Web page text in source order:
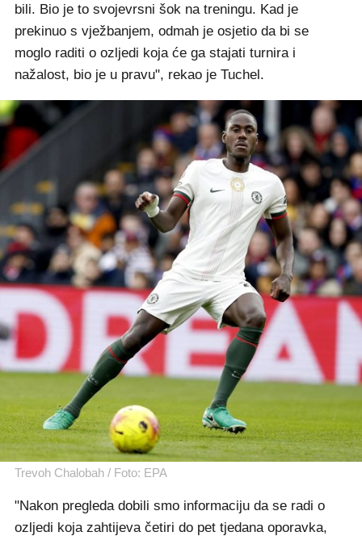
bili. Bio je to svojevrsni šok na treningu. Kad je
prekinuo s vježbanjem, odmah je osjetio da bi se
moglo raditi o ozljedi koja će ga stajati turnira i
nažalost, bio je u pravu", rekao je Tuchel.
Trevoh Chalobah / Foto: EPA
"Nakon pregleda dobili smo informaciju da se radi o
ozljedi koja zahtijeva četiri do pet tjedana oporavka,